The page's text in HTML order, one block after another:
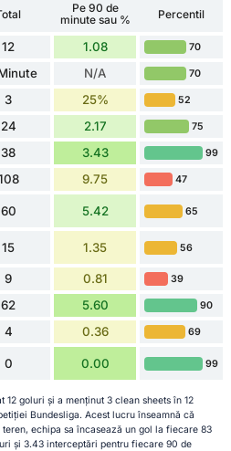
Pe 90 de
minute sau %
Percentil
12 1.08 70
N/A 70
3 25% 52
24 2.17 75
38 3.43 99
9.75 47
60 5.42 65
15 1.35 56
9 0.81 39
62 5.60 90
4 0.36 69
0 0.00 99
goluri și a menținut 3 clean sheets în 12
Bundesliga. Acest lucru înseamnă că
echipa sa încasează un gol la fiecare 83
și 3.43 interceptări pentru fiecare 90 de